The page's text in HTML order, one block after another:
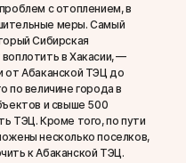
с отоплением, в
меры. Самый
Сибирская
в Хакасии, —
от Абаканской ТЭЦ до
по величине города в
и свыше 500
ТЭЦ. Кроме того, по пути
несколько поселков,
к Абаканской ТЭЦ.